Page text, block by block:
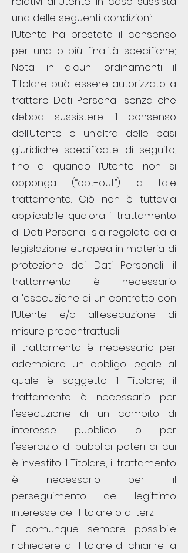
una delle seguenti condizioni:
l’Utente ha prestato il consenso
per una o più finalità specifiche;
Nota: in alcuni ordinamenti il
Titolare può essere autorizzato a
trattare Dati Personali senza che
debba sussistere il consenso
dell’Utente o un’altra delle basi
giuridiche specificate di seguito,
fino a quando l’Utente non si
opponga (“opt-out”) a tale
trattamento. Ciò non è tuttavia
applicabile qualora il trattamento
di Dati Personali sia regolato dalla
legislazione europea in materia di
protezione dei Dati Personali; il
trattamento è necessario
all'esecuzione di un contratto con
l’Utente e/o all'esecuzione di
misure precontrattuali;
il trattamento è necessario per
adempiere un obbligo legale al
quale è soggetto il Titolare; il
trattamento è necessario per
l'esecuzione di un compito di
interesse pubblico o per
l'esercizio di pubblici poteri di cui
è investito il Titolare; il trattamento
è necessario per il
perseguimento del legittimo
interesse del Titolare o di terzi.
È comunque sempre possibile
richiedere al Titolare di chiarire la